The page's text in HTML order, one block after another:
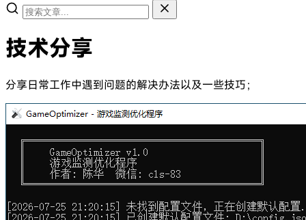
技术分享
分享日常工作中遇到问题的解决办法以及一些技巧；